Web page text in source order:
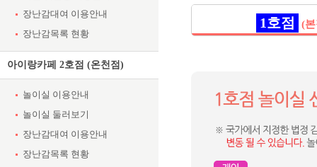
장난감대여 이용안내
장난감목록 현황
아이랑카페 2호점 (온천점)
놀이실 이용안내
놀이실 둘러보기
장난감대여 이용안내
장난감목록 현황
1호점 (